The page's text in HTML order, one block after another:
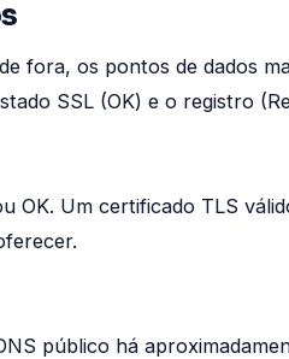
de fora, os pontos de dados
SSL (OK) e o registro
OK. Um certificado TLS
público há